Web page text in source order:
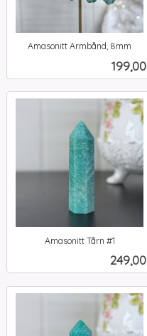
Amasonitt Armbånd, 8mm
Pris
199,00
Amasonitt Tårn #1
Pris
249,00